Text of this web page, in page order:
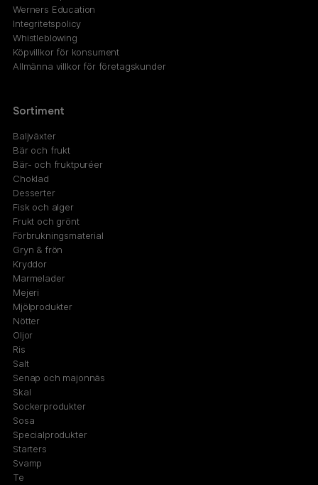
Werners Education
Integritetspolicy
Whistleblowing
Köpvillkor för konsument
Allmänna villkor för företagskunder
Sortiment
Baljväxter
Bär och frukt
Bär- och fruktpuréer
Choklad
Desserter
Fisk och alger
Frukt och grönt
Förbrukningsmaterial
Gryn & frön
Kryddor
Marmelader
Mejeri
Mjölprodukter
Nötter
Oljor
Ris
Salt
Senap och majonnäs
Skal
Sockerprodukter
Sosa
Specialprodukter
Starters
Svamp
Te